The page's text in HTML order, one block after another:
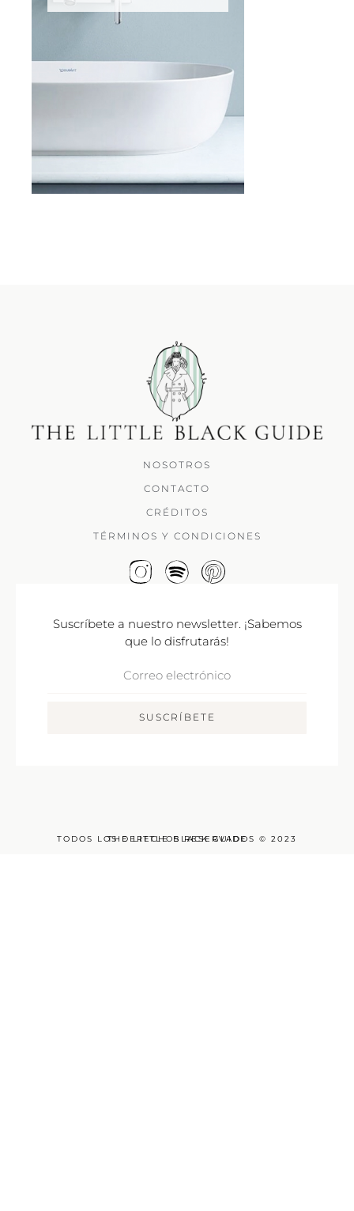
NOSOTROS
CONTACTO
CRÉDITOS
TÉRMINOS Y CONDICIONES
Suscríbete a nuestro newsletter. ¡Sabemos
que lo disfrutarás!
SUSCRÍBETE
TODOS LOS DERECHOS RESERVADOS © 2023
THE LITTLE BLACK GUIDE